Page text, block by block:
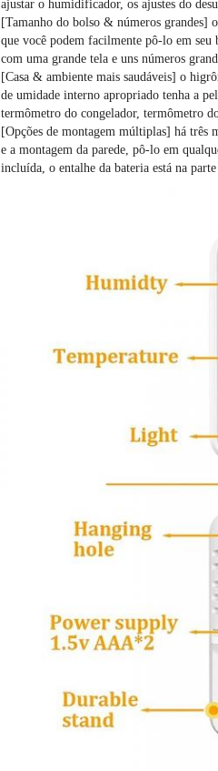
ajustar o humidificador, os ajustes do
[Tamanho do bolso & números grandes]
que você podem facilmente pô-lo em seu
com uma grande tela e uns números
[Casa & ambiente mais saudáveis] o
de umidade interno apropriado tenha a
termômetro do congelador, termômetro
[Opções de montagem múltiplas] há três
e a montagem da parede, pô-lo em
incluída, o entalhe da bateria está na